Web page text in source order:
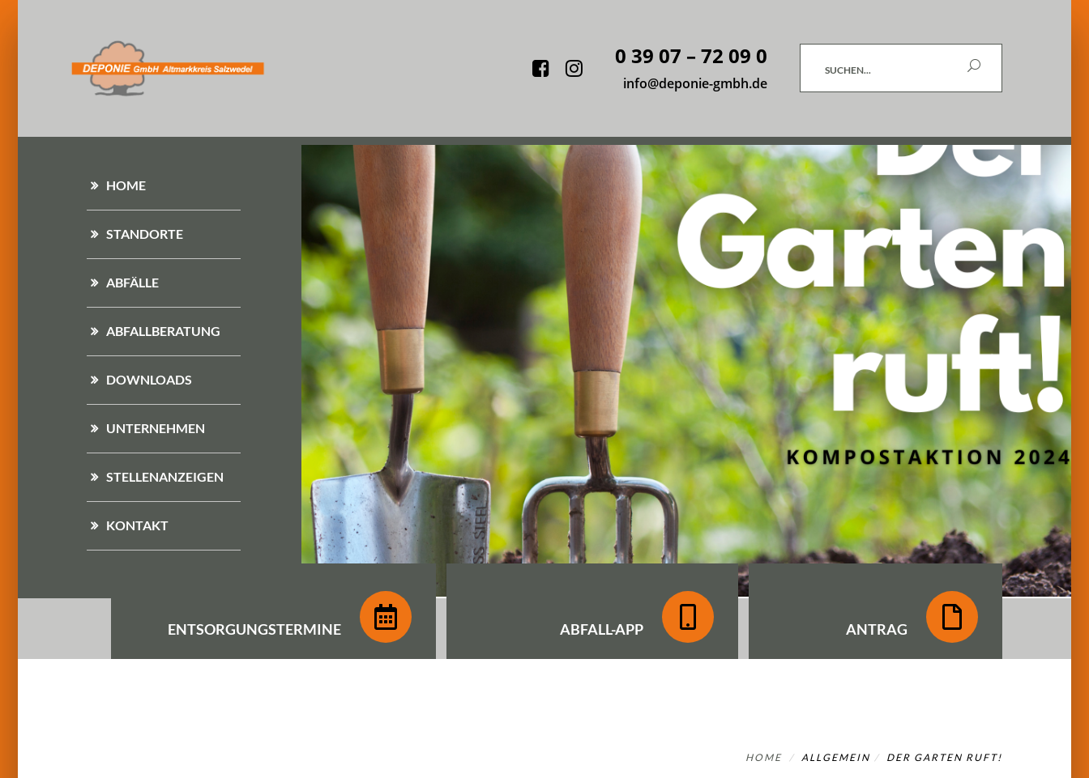
Facebook
Instagram
0 39 07 – 72 09 0
info@deponie-gmbh.de
Suchen
HOME
STANDORTE
ABFÄLLE
ABFALLBERATUNG
DOWNLOADS
UNTERNEHMEN
STELLENANZEIGEN
KONTAKT
ENTSORGUNGSTERMINE ABFALL-APP ANTRAG
HOME ALLGEMEIN DER GARTEN RUFT!